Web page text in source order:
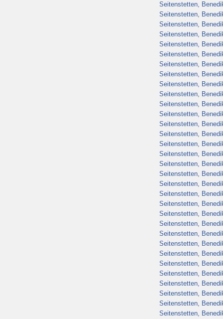
Seitenstetten,
Seitenstetten,
Seitenstetten,
Seitenstetten,
Seitenstetten,
Seitenstetten,
Seitenstetten,
Seitenstetten,
Seitenstetten,
Seitenstetten,
Seitenstetten,
Seitenstetten,
Seitenstetten,
Seitenstetten,
Seitenstetten,
Seitenstetten,
Seitenstetten,
Seitenstetten,
Seitenstetten,
Seitenstetten,
Seitenstetten,
Seitenstetten,
Seitenstetten,
Seitenstetten,
Seitenstetten,
Seitenstetten,
Seitenstetten,
Seitenstetten,
Seitenstetten,
Seitenstetten,
Seitenstetten,
Seitenstetten,